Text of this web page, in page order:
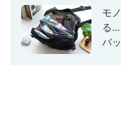
モ
る…
バ